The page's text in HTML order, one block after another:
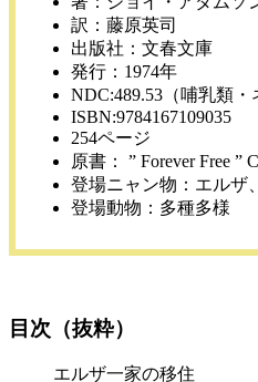
訳：藤原英司
出版社：文春文庫
発行：1974年
NDC:489.53（哺乳類
ISBN:9784167109035
254ページ
原書： ” Forever Free ”
登場ニャン物：エルザ
登場動物：多種多様
目次（抜粋）
エルザ一家の移住